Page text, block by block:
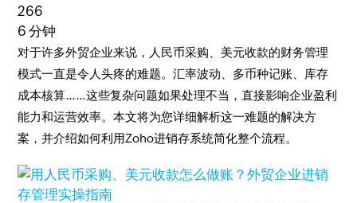
266
6 分钟
对于许多外贸企业来说，人民币采购、美元收款的财务管理
模式一直是令人头疼的难题。汇率波动、多币种记账、库存
成本核算……这些复杂问题如果处理不当，直接影响企业盈利
能力和运营效率。本文将为您详细解析这一难题的解决方
案，并介绍如何利用Zoho进销存系统简化整个流程。